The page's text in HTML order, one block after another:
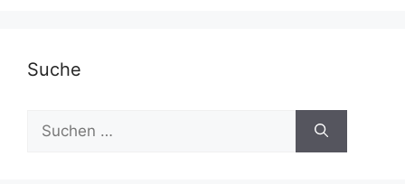
Suche
Suchen
nach: